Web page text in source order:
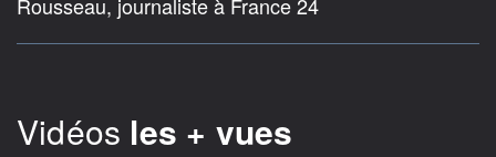
Vidéos les + vues